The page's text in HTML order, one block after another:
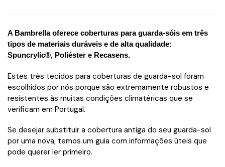
A Bambrella oferece coberturas para guarda-sóis em três
tipos de materiais duráveis e de alta qualidade:
Spuncrylic®, Poliéster e Recasens.
Estes três tecidos para coberturas de guarda-sol foram
escolhidos por nós porque são extremamente robustos e
resistentes às muitas condições climatéricas que se
verificam em Portugal.
Se desejar substituir a cobertura antiga do seu guarda-sol
por uma nova, temos um guia com informações úteis que
pode querer ler primeiro.